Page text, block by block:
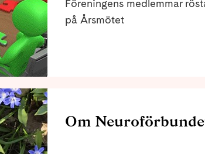
Föreningens medlemmar
på Årsmötet
Om